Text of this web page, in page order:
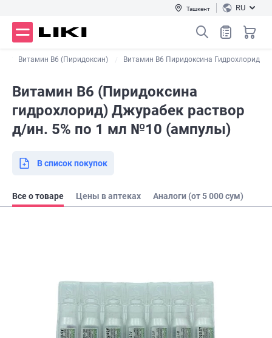
Ташкент RU
Витамин B6 (Пиридоксин) Витамин B6 Пиридоксина Гидрохлорид
Витамин В6 (Пиридоксина
гидрохлорид) Джурабек раствор
д/ин. 5% по 1 мл №10 (ампулы)
В список покупок
Все о товаре Цены в аптеках Аналоги (от 5 000 сум)